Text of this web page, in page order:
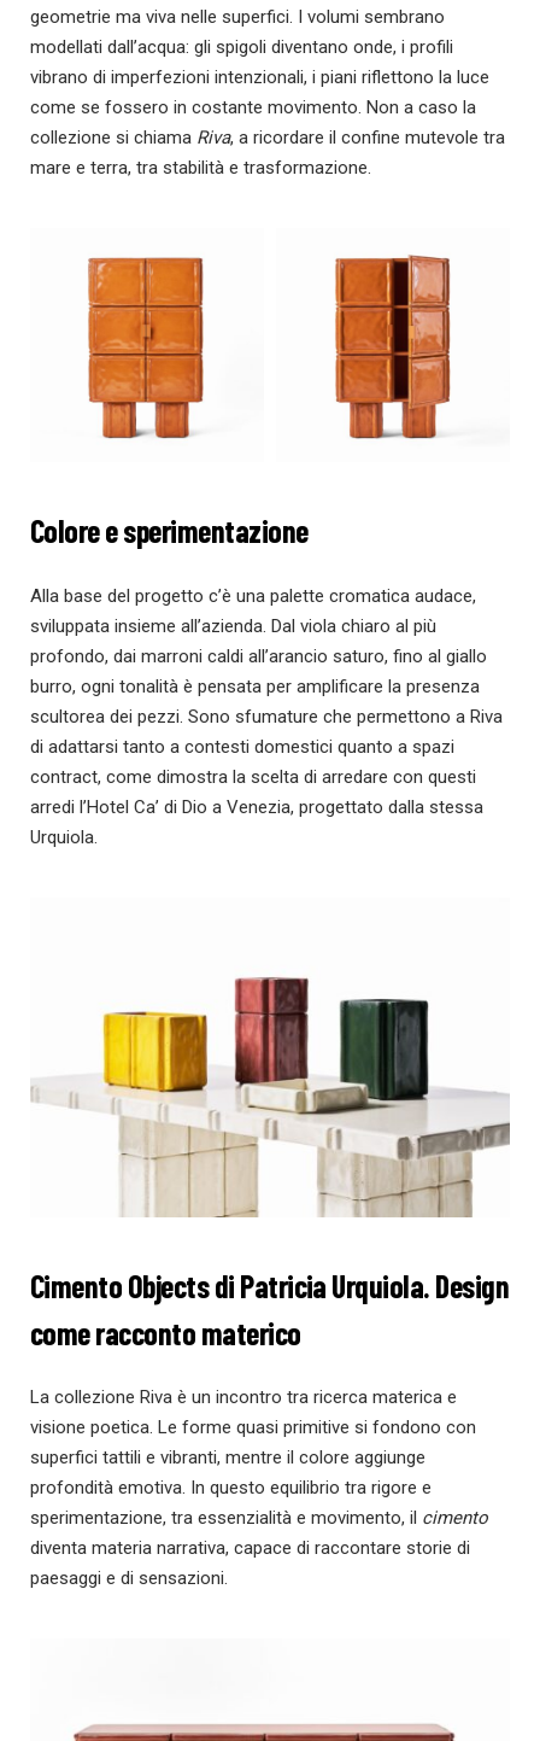
geometrie ma viva nelle superfici. I volumi sembrano
modellati dall’acqua: gli spigoli diventano onde, i profili
vibrano di imperfezioni intenzionali, i piani riflettono la luce
come se fossero in costante movimento. Non a caso la
collezione si chiama Riva, a ricordare il confine mutevole tra
mare e terra, tra stabilità e trasformazione.
Colore e sperimentazione
Alla base del progetto c’è una palette cromatica audace,
sviluppata insieme all’azienda. Dal viola chiaro al più
profondo, dai marroni caldi all’arancio saturo, fino al giallo
burro, ogni tonalità è pensata per amplificare la presenza
scultorea dei pezzi. Sono sfumature che permettono a Riva
di adattarsi tanto a contesti domestici quanto a spazi
contract, come dimostra la scelta di arredare con questi
arredi l’Hotel Ca’ di Dio a Venezia, progettato dalla stessa
Urquiola.
Cimento Objects di Patricia Urquiola. Design
come racconto materico
La collezione Riva è un incontro tra ricerca materica e
visione poetica. Le forme quasi primitive si fondono con
superfici tattili e vibranti, mentre il colore aggiunge
profondità emotiva. In questo equilibrio tra rigore e
sperimentazione, tra essenzialità e movimento, il cimento
diventa materia narrativa, capace di raccontare storie di
paesaggi e di sensazioni.